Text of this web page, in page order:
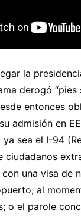
la
derogó “pies
entonces
admisión en
sea el I-94
ciudadanos
con una visa de
al
o el parole